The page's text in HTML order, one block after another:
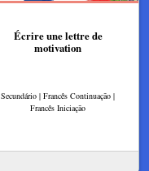
Écrire une lettre de
motivation
Secundário | Francês Continuação |
Francês Iniciação